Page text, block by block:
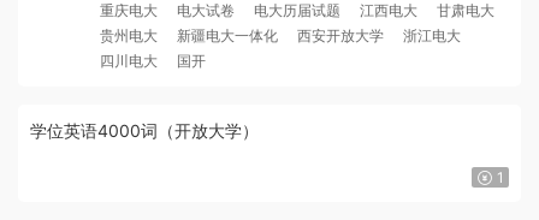
重庆电大
电大试卷 电大历届试题 江西电大
甘肃电大
贵州电大
新疆电大一体化 西安开放大学
浙江电大
四川电大
国开
学位英语4000词（开放大学）
1